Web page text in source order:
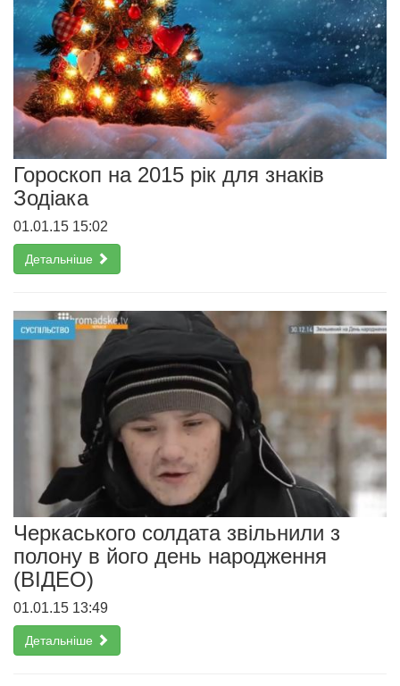
Гороскоп на 2015 рік для знаків
Зодіака
01.01.15 15:02
Детальніше
Черкаського солдата звільнили з
полону в його день народження
(ВІДЕО)
01.01.15 13:49
Детальніше